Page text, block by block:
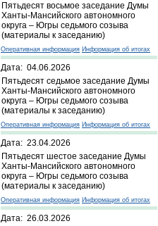
Пятьдесят восьмое заседание Думы
Ханты-Мансийского автономного
округа – Югры седьмого созыва
(материалы к заседанию)
Оперативная информация Информация об итогах
Дата: 04.06.2026
Пятьдесят седьмое заседание Думы
Ханты-Мансийского автономного
округа – Югры седьмого созыва
(материалы к заседанию)
Оперативная информация Информация об итогах
Дата: 23.04.2026
Пятьдесят шестое заседание Думы
Ханты-Мансийского автономного
округа – Югры седьмого созыва
(материалы к заседанию)
Оперативная информация Информация об итогах
Дата: 26.03.2026